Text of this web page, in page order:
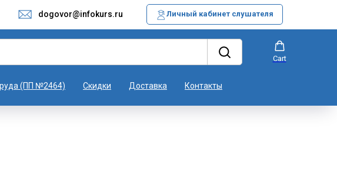
dogovor@infokurs.ru Личный кабинет слушателя
Cart
(ПП №2464) Скидки Доставка Контакты